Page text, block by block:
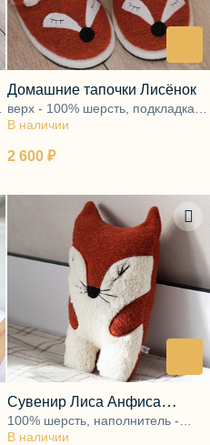
2 600 ₽
В наличии
Домашние тапочки Лисёнок
верх - 100% шерсть, подкладка -
ворс 100% шерсть, подошва -
В наличии
Сувенир Лиса Анфиса
Борисовна
100% шерсть, наполнитель -
100% полиэфир